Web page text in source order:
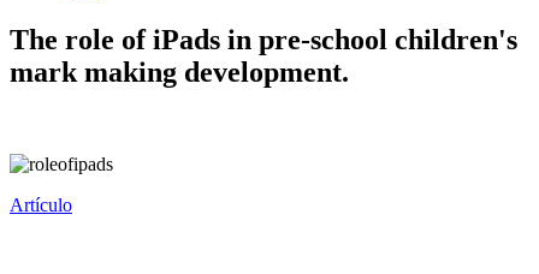
The role of iPads in pre-school children's
mark making development.
Artículo